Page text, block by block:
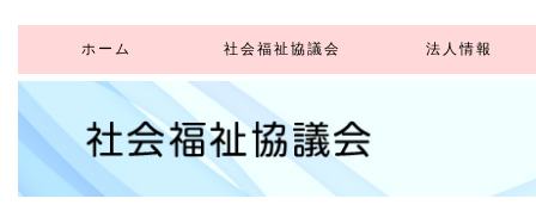
ホーム 社会福祉協議会
社会福祉協議会とは
社協正会員賛助会員
寄 付
ボランティアセンター
地域福祉活動計画
地域福祉推進協議会
地域支えあい事業
ふれあいいきいきサロン
福祉教育
高齢者はつらつ長寿
推進事業
生活福祉資金貸付
(外部リンク)
施設の利用
(在宅サービスセンター)
貸出事業
広報紙
法人情報